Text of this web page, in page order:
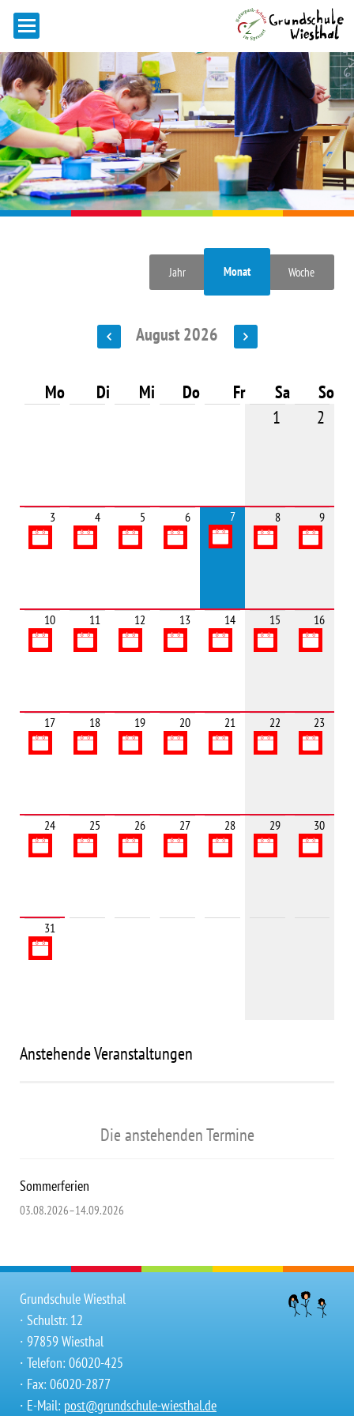
Jahr Monat Woche
August 2026
Mo Di Mi Do Fr Sa
So
1
2
3 4 5 6 7 8 9
10 11 12 13 14 15 16
17 18 19 20 21 22 23
24 25 26 27 28 29 30
31
Anstehende Veranstaltungen
Die anstehenden Termine
Sommerferien
03.08.2026–14.09.2026
Grundschule Wiesthal
∙ Schulstr. 12
∙ 97859 Wiesthal
∙ Telefon: 06020-425
∙ Fax: 06020-2877
∙ E-Mail: post@grundschule-wiesthal.de